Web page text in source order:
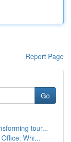
Report Page
Go
tour...
Whi...